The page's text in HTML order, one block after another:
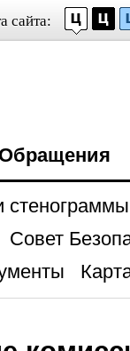
сайта:
Обращения
стенограммы
Совет